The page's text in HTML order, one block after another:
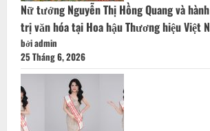
Nữ tướng Nguyễn Thị Hồng Quang và
trị văn hóa tại Hoa hậu Thương hiệu Việt
bởi admin
25 Tháng 6, 2026